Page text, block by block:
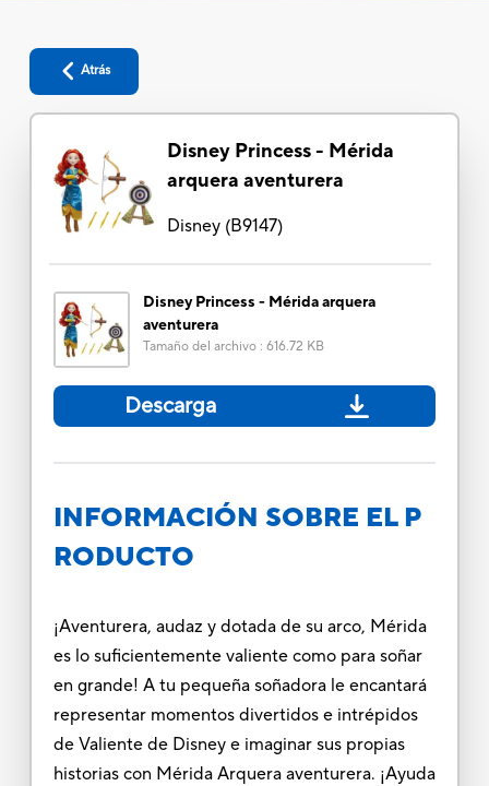
Atrás
Disney Princess - Mérida
arquera aventurera
Disney(B9147)
Disney Princess - Mérida arquera
aventurera
Tamaño del archivo: 616.72 KB
Descarga
INFORMACIÓN SOBRE EL P
RODUCTO
¡Aventurera, audaz y dotada de su arco, Mérida
es lo suficientemente valiente como para soñar
en grande! A tu pequeña soñadora le encantará
representar momentos divertidos e intrépidos
de Valiente de Disney e imaginar sus propias
historias con Mérida Arquera aventurera. ¡Ayuda